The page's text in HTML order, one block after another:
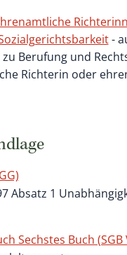
-
Berufung und
Richterin oder
Absatz 1
Sechstes Buch (SGB